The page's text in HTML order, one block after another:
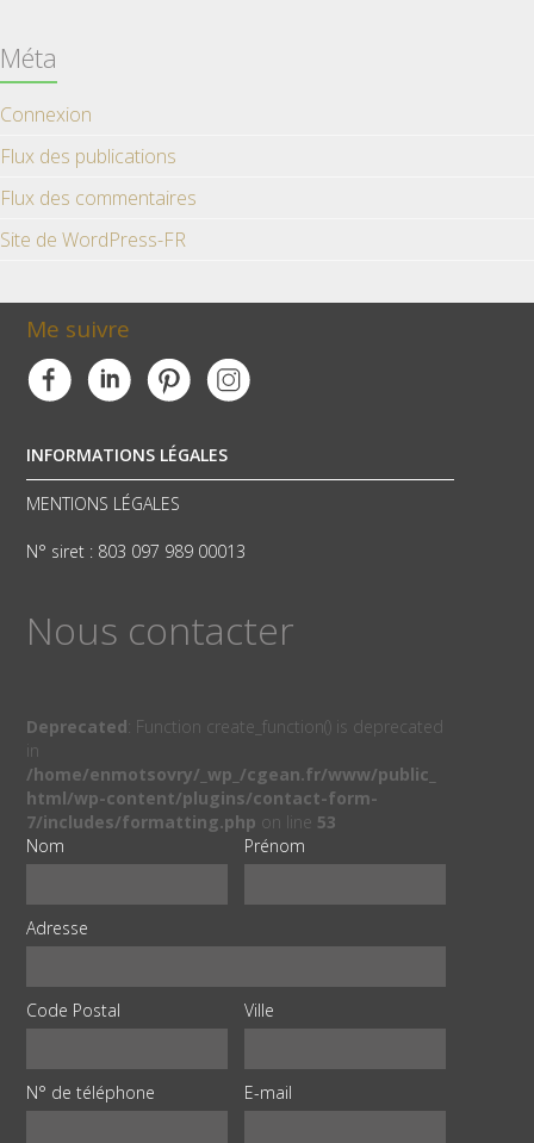
Méta
Connexion
Flux des publications
Flux des commentaires
Site de WordPress-FR
Me suivre
INFORMATIONS LÉGALES
MENTIONS LÉGALES
N° siret : 803 097 989 00013
Nous contacter
Deprecated: Function create_function() is deprecated
in
/home/enmotsovry/_wp_/cgean.fr/www/public_
html/wp-content/plugins/contact-form-
7/includes/formatting.php on line 53
Nom
Prénom
Adresse
Code Postal Ville
N° de téléphone E-mail